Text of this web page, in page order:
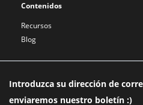
Contenidos
Recursos
Blog
Introduzca su dirección de
enviaremos nuestro boletín :)